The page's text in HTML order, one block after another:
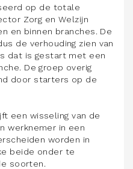
op de totale
Zorg en Welzijn
en binnen branches. De
de verhouding zien van
dat is gestart met een
De groep overig
door starters op de
een wisseling van de
werknemer in een
worden in
beide onder te
soorten.